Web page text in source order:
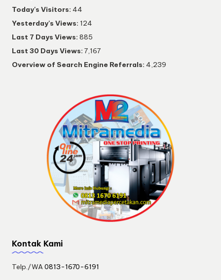
Today's Visitors: 44
Yesterday's Views: 124
Last 7 Days Views: 885
Last 30 Days Views: 7,167
Overview of Search Engine Referrals: 4,239
Kontak Kami
Telp./WA0813-1670-6191